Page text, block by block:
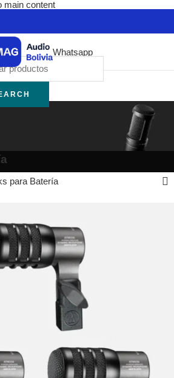
main content
Whatsapp
para Batería